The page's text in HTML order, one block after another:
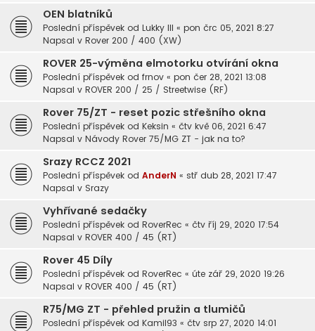
OEN blatníků
Poslední příspěvek od Lukky III « pon črc 05, 2021 8:27
Napsal v Rover 200 / 400 (XW)
ROVER 25-výměna elmotorku otvírání okna
Poslední příspěvek od frnov « pon čer 28, 2021 13:08
Napsal v ROVER 200 / 25 / Streetwise (RF)
Rover 75/ZT - reset pozic střešního okna
Poslední příspěvek od Keksin « čtv kvě 06, 2021 6:47
Napsal v Návody Rover 75/MG ZT - jak na to?
Srazy RCCZ 2021
Poslední příspěvek od AnderN « stř dub 28, 2021 17:47
Napsal v Srazy
Vyhřívané sedačky
Poslední příspěvek od RoverRec « čtv říj 29, 2020 17:54
Napsal v ROVER 400 / 45 (RT)
Rover 45 Díly
Poslední příspěvek od RoverRec « úte zář 29, 2020 19:26
Napsal v ROVER 400 / 45 (RT)
R75/MG ZT - přehled pružin a tlumičů
Poslední příspěvek od Kamil93 « čtv srp 27, 2020 14:01